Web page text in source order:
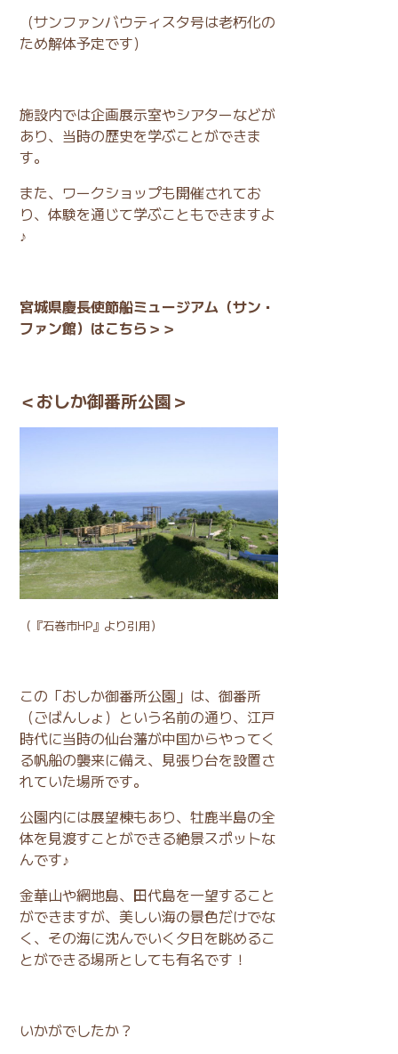
（サンファンバウティスタ号は老朽化の
ため解体予定です）
施設内では企画展示室やシアターなどが
あり、当時の歴史を学ぶことができま
す。
また、ワークショップも開催されてお
り、体験を通じて学ぶこともできますよ
♪
宮城県慶長使節船ミュージアム（サン・
ファン館）はこちら＞＞
＜おしか御番所公園＞
（ 『石巻市HP』 より引用）
この「おしか御番所公園」は、御番所
（ごばんしょ）という名前の通り、江戸
時代に当時の仙台藩が中国からやってく
る帆船の襲来に備え、見張り台を設置さ
れていた場所です。
公園内には展望棟もあり、牡鹿半島の全
体を見渡すことができる絶景スポットな
んです♪
金華山や網地島、田代島を一望すること
ができますが、美しい海の景色だけでな
く、その海に沈んでいく夕日を眺めるこ
とができる場所としても有名です！
いかがでしたか？